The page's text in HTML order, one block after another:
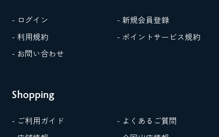
- ログイン
- 新規会員登録
- 利用規約
- ポイントサービス規約
- お問い合わせ
Shopping
- ご利用ガイド
- よくあるご質問